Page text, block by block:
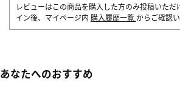
レビューはこの商品を購入した方のみ投稿いただ
イン後、マイページ内 購入履歴一覧 からご確認
あなたへのおすすめ